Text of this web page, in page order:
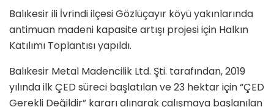
Balıkesir ili İvrindi ilçesi Gözlüçayır köyü yakınlarında
antimuan madeni kapasite artışı projesi için Halkın
Katılımı Toplantısı yapıldı.
Balıkesir Metal Madencilik Ltd. Şti. tarafından, 2019
yılında ilk ÇED süreci başlatılan ve 23 hektar için “ÇED
Gerekli Değildir” kararı alınarak çalışmaya başlanılan